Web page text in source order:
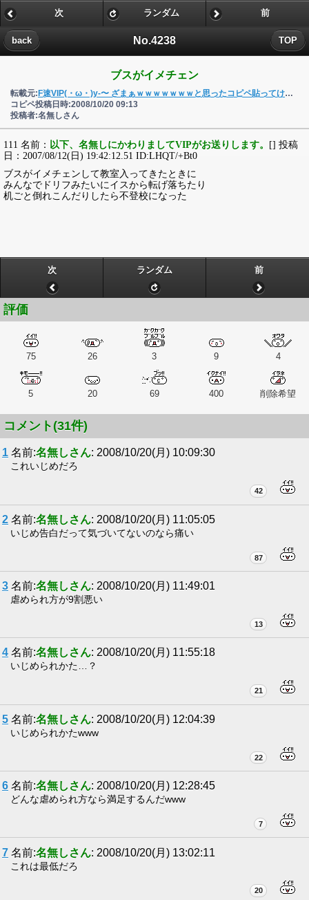
No.4238
back TOP
次 ランダム 前
ブスがイメチェン
転載元: F速VIP(・ω・)y-〜 ざまぁｗｗｗｗｗｗｗと思ったコピペ貼ってけｗｗｗ
コピペ投稿日時:2008/10/20 09:13
投稿者:名無しさん
111 名前： 以下、名無しにかわりましてVIPがお送りします。
[] 投稿
日：2007/08/12(日) 19:42:12.51 ID:LHQT/+Bt0
ブスがイメチェンして教室入ってきたときに
みんなでドリフみたいにイスから転げ落ちたり
机ごと倒れこんだりしたら不登校になった
次 ランダム 前
評価
75 26 3 9 4
5 20 69 400 削除希望
コメント(31件)
1 名前:名無しさん: 2008/10/20(月) 10:09:30
これいじめだろ
42
2 名前:名無しさん: 2008/10/20(月) 11:05:05
いじめ告白だって気づいてないのなら痛い
87
3 名前:名無しさん: 2008/10/20(月) 11:49:01
虐められ方が9割悪い
13
4 名前:名無しさん: 2008/10/20(月) 11:55:18
いじめられかた…？
21
5 名前:名無しさん: 2008/10/20(月) 12:04:39
いじめられかたwww
22
6 名前:名無しさん: 2008/10/20(月) 12:28:45
どんな虐められ方なら満足するんだwww
7
7 名前:名無しさん: 2008/10/20(月) 13:02:11
これは最低だろ
20